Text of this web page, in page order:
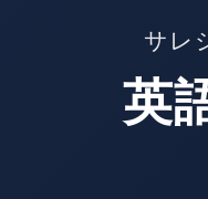
サレ
英